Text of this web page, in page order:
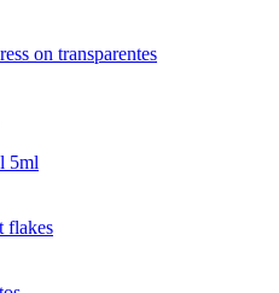
on transparentes
5ml
flakes